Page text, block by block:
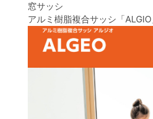
窓サッシ
アルミ樹脂複合サッシ「ALGIO